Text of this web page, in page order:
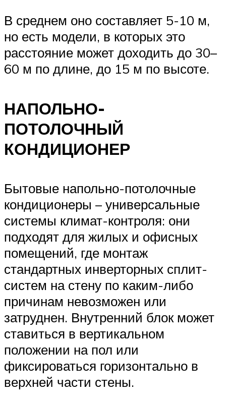
В среднем оно составляет 5-10 м,
но есть модели, в которых это
расстояние может доходить до 30–
60 м по длине, до 15 м по высоте.
НАПОЛЬНО-
ПОТОЛОЧНЫЙ
КОНДИЦИОНЕР
Бытовые напольно-потолочные
кондиционеры – универсальные
системы климат-контроля: они
подходят для жилых и офисных
помещений, где монтаж
стандартных инверторных сплит-
систем на стену по каким-либо
причинам невозможен или
затруднен. Внутренний блок может
ставиться в вертикальном
положении на пол или
фиксироваться горизонтально в
верхней части стены.